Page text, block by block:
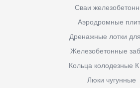
Сваи
Аэродромные
Дренажные лотки
Железобетонные
Кольца колодезные
Люки чугунные